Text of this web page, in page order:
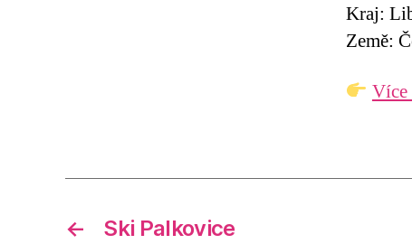
Kraj:
Země:
Více
← Ski Palkovice